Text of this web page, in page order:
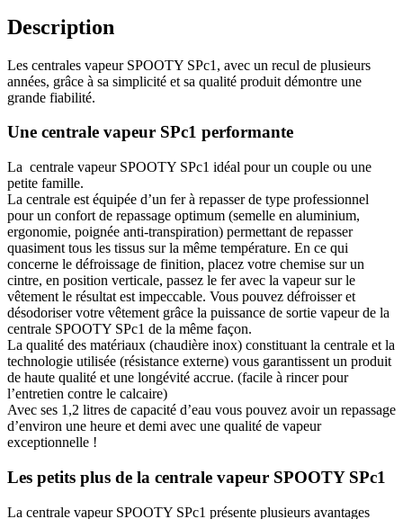
Description
Les centrales vapeur SPOOTY SPc1, avec un recul de plusieurs
années, grâce à sa simplicité et sa qualité produit démontre une
grande fiabilité.
Une centrale vapeur SPc1 performante
La centrale vapeur SPOOTY SPc1 idéal pour un couple ou une
petite famille.
La centrale est équipée d’un fer à repasser de type professionnel
pour un confort de repassage optimum (semelle en aluminium,
ergonomie, poignée anti-transpiration) permettant de repasser
quasiment tous les tissus sur la même température. En ce qui
concerne le défroissage de finition, placez votre chemise sur un
cintre, en position verticale, passez le fer avec la vapeur sur le
vêtement le résultat est impeccable. Vous pouvez défroisser et
désodoriser votre vêtement grâce la puissance de sortie vapeur de la
centrale SPOOTY SPc1 de la même façon.
La qualité des matériaux (chaudière inox) constituant la centrale et la
technologie utilisée (résistance externe) vous garantissent un produit
de haute qualité et une longévité accrue. (facile à rincer pour
l’entretien contre le calcaire)
Avec ses 1,2 litres de capacité d’eau vous pouvez avoir un repassage
d’environ une heure et demi avec une qualité de vapeur
exceptionnelle !
Les petits plus de la centrale vapeur SPOOTY SPc1
La centrale vapeur SPOOTY SPc1 présente plusieurs avantages